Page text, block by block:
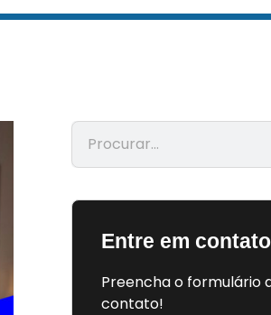
Entre em contato
Preencha o formulário
contato!